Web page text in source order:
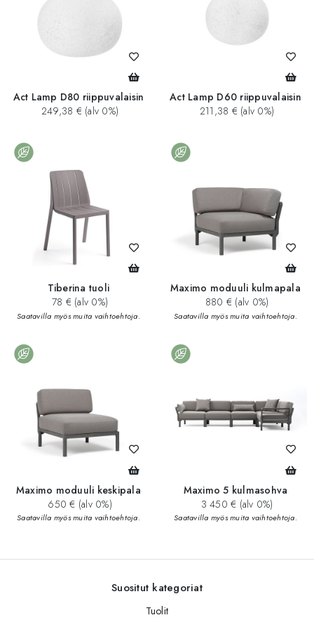
Act Lamp D80 riippuvalaisin
249,38 € (alv 0%)
Act Lamp D60 riippuvalaisin
211,38 € (alv 0%)
Tiberina tuoli
78 € (alv 0%)
Saatavilla myös muita vaihtoehtoja.
Maximo moduuli kulmapala
880 € (alv 0%)
Saatavilla myös muita vaihtoehtoja.
Maximo moduuli keskipala
650 € (alv 0%)
Saatavilla myös muita vaihtoehtoja.
Maximo 5 kulmasohva
3 450 € (alv 0%)
Saatavilla myös muita vaihtoehtoja.
Suositut kategoriat
Tuolit